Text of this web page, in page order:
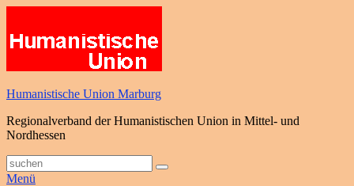
springen
Humanistische Union Marburg
Regionalverband der Humanistischen Union in Mittel- und
Nordhessen
Suche
nach:
Suchen
Menü